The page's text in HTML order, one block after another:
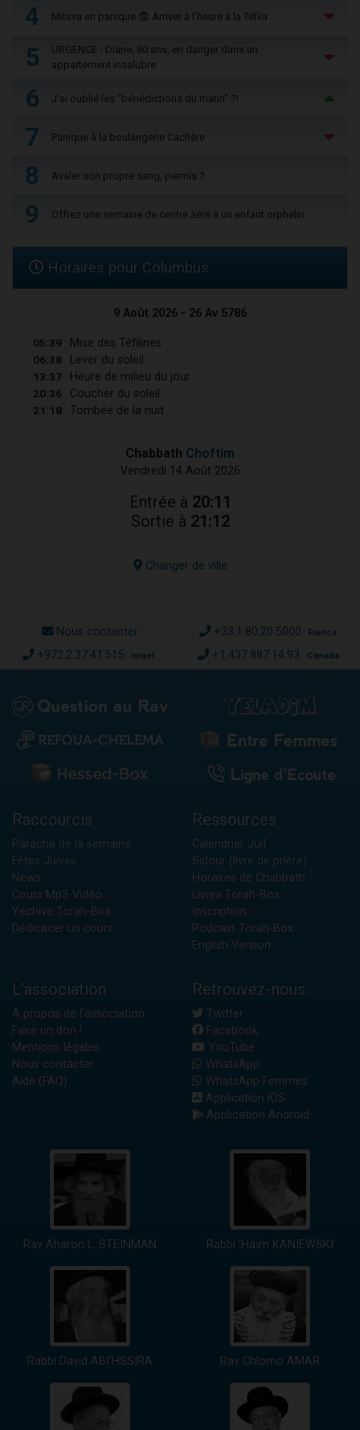
4 Mitsva en panique 😨 Arriver à l'heure à la Téfila
5
URGENCE - Diane, 80 ans, en danger dans un
appartement insalubre
6 J'ai oublié les "bénédictions du matin" ?!
7 Panique à la boulangerie Cachère
8 Avaler son propre sang, permis ?
9 Offrez une semaine de centre aéré à un enfant orphelin
Horaires pour Columbus
9 Août 2026 - 26 Av 5786
05:39 Mise des Téfilines
06:38 Lever du soleil
13:37 Heure de milieu du jour
20:36 Coucher du soleil
21:18 Tombée de la nuit
Chabbath Choftim
Vendredi 14 Août 2026
Entrée à 20:11
Sortie à 21:12
Changer de ville
Nous contacter +33.1.80.20.5000 France
+972.2.37.41.515 Israël +1.437.887.14.93 Canada
Raccourcis
Paracha de la semaine
Fêtes Juives
News
Cours Mp3-Vidéo
Yéchiva Torah-Box
Dédicacer un cours
Ressources
Calendrier Juif
Sidour (livre de prière)
Horaires de Chabbath
Livres Torah-Box
Inscription
Podcast Torah-Box
English Version
L'association
A propos de l'association
Faire un don !
Mentions légales
Nous contacter
Aide (FAQ)
Retrouvez-nous...
Twitter
Facebook
YouTube
WhatsApp
WhatsApp Femmes
Application iOS
Application Android
Rav Aharon L. STEINMAN Rabbi 'Haïm KANIEWSKI
Rabbi David ABI'HSSIRA Rav Chlomo AMAR